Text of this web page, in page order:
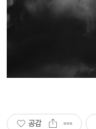
공감